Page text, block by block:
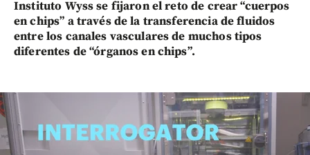
Instituto Wyss se fijaron el reto de crear “cuerpos
en chips” a través de la transferencia de fluidos
entre los canales vasculares de muchos tipos
diferentes de “órganos en chips”.